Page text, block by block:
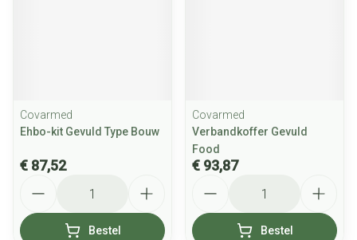
Covarmed
Ehbo-kit Gevuld Type Bouw
€ 87,52
Bestel
Covarmed
Verbandkoffer Gevuld
Food
€ 93,87
Bestel